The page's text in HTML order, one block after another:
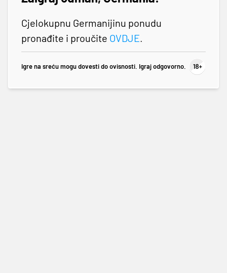
Cjelokupnu Germanijinu ponudu
pronađite i proučite OVDJE.
Igre na sreću mogu dovesti do ovisnosti. Igraj odgovorno.